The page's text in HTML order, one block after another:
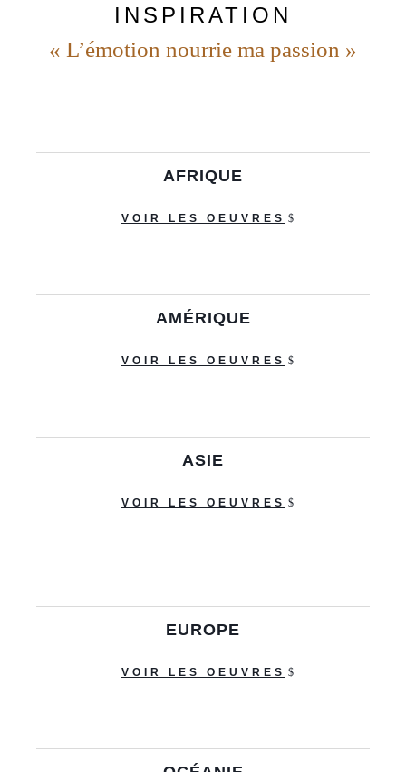
INSPIRATION
« L’émotion nourrie ma passion »
AFRIQUE
VOIR LES OEUVRES
AMÉRIQUE
VOIR LES OEUVRES
ASIE
VOIR LES OEUVRES
EUROPE
VOIR LES OEUVRES